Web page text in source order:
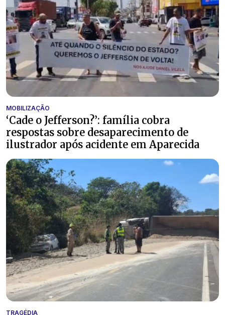
MOBILIZAÇÃO
‘Cade o Jefferson?’: família cobra
respostas sobre desaparecimento de
ilustrador após acidente em Aparecida
TRAGÉDIA